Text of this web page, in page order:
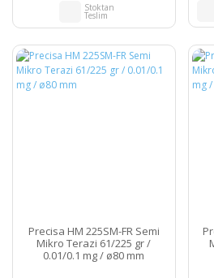
Stoktan
Teslim
Precisa HM 225SM-FR Semi
Mikro Terazi 61/225 gr /
0.01/0.1 mg / ø80 mm